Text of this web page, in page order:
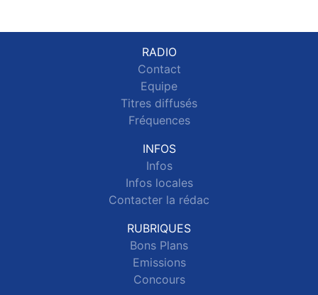
RADIO
Contact
Equipe
Titres diffusés
Fréquences
INFOS
Infos
Infos locales
Contacter la rédac
RUBRIQUES
Bons Plans
Emissions
Concours